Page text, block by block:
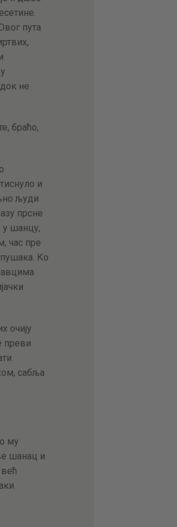
пута
не
браћо,
и
људи
прсне
у шанцу,
час пре
Ко
очију
преви
сабља
му
шанац и